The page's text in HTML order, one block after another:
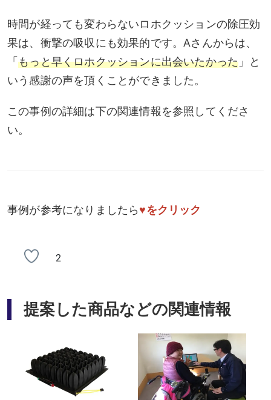
時間が経っても変わらないロホクッションの除圧効
果は、衝撃の吸収にも効果的です。Aさんからは、
「もっと早くロホクッションに出会いたかった 」と
いう感謝の声を頂くことができました。
この事例の詳細は下の関連情報を参照してくださ
い。
事例が参考になりましたら ♥をクリック
2
提案した商品などの関連情報